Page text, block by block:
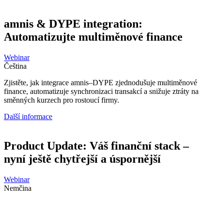
amnis & DYPE integration:
Automatizujte multiměnové finance
Webinar
Čeština
Zjistěte, jak integrace amnis–DYPE zjednodušuje multiměnové
finance, automatizuje synchronizaci transakcí a snižuje ztráty na
směnných kurzech pro rostoucí firmy.
Další informace
Product Update: Váš finanční stack –
nyní ještě chytřejší a úspornější
Webinar
Nemčina